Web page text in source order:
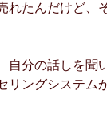
れたんだけど、
自分の話しを聞
リングシステム